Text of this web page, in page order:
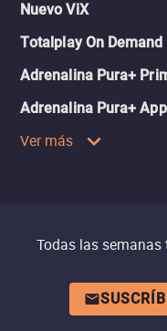
Nuevo ViX
Totalplay On Demand
Adrenalina Pura+
Adrenalina Pura+
Ver más
Todas las